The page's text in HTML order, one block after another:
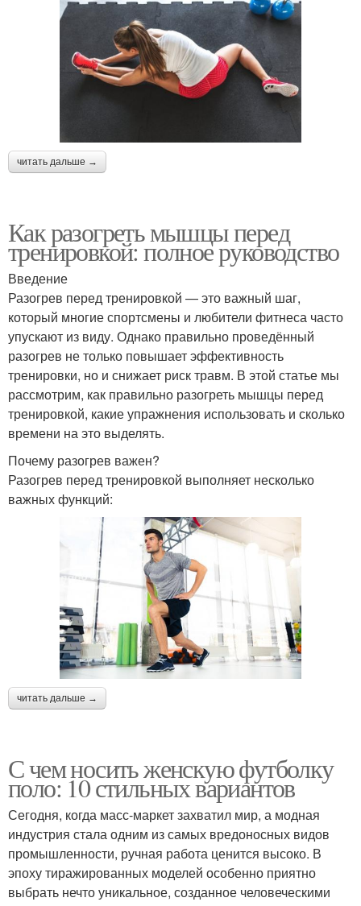
читать дальше →
Как разогреть мышцы перед
тренировкой: полное руководство
Введение
Разогрев перед тренировкой — это важный шаг,
который многие спортсмены и любители фитнеса часто
упускают из виду. Однако правильно проведённый
разогрев не только повышает эффективность
тренировки, но и снижает риск травм. В этой статье мы
рассмотрим, как правильно разогреть мышцы перед
тренировкой, какие упражнения использовать и сколько
времени на это выделять.
Почему разогрев важен?
Разогрев перед тренировкой выполняет несколько
важных функций:
читать дальше →
С чем носить женскую футболку
поло: 10 стильных вариантов
Сегодня, когда масс-маркет захватил мир, а модная
индустрия стала одним из самых вредоносных видов
промышленности, ручная работа ценится высоко. В
эпоху тиражированных моделей особенно приятно
выбрать нечто уникальное, созданное человеческими